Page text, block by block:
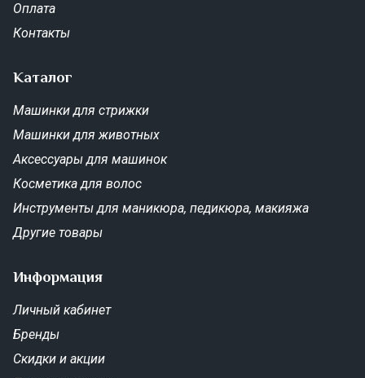
Оплата
Контакты
Каталог
Машинки для стрижки
Машинки для животных
Аксессуары для машинок
Косметика для волос
Инструменты для маникюра, педикюра, макияжа
Другие товары
Информация
Личный кабинет
Бренды
Скидки и акции